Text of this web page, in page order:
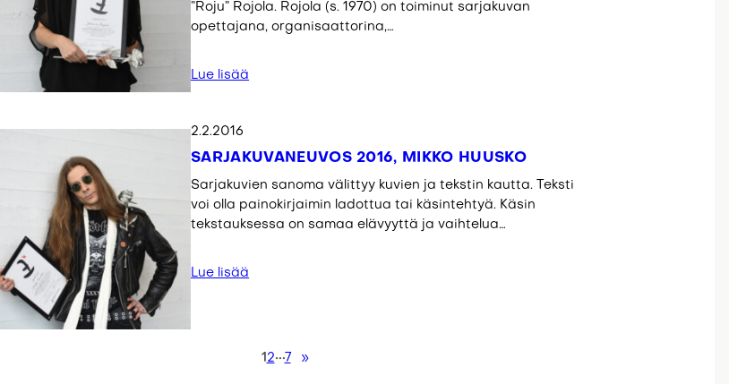
”Roju” Rojola. Rojola (s. 1970) on toiminut sarjakuvan
opettajana, organisaattorina,…
Lue lisää
2.2.2016
SARJAKUVANEUVOS 2016, MIKKO HUUSKO
Sarjakuvien sanoma välittyy kuvien ja tekstin kautta. Teksti
voi olla painokirjaimin ladottua tai käsintehtyä. Käsin
tekstauksessa on samaa elävyyttä ja vaihtelua…
Lue lisää
12 7 »